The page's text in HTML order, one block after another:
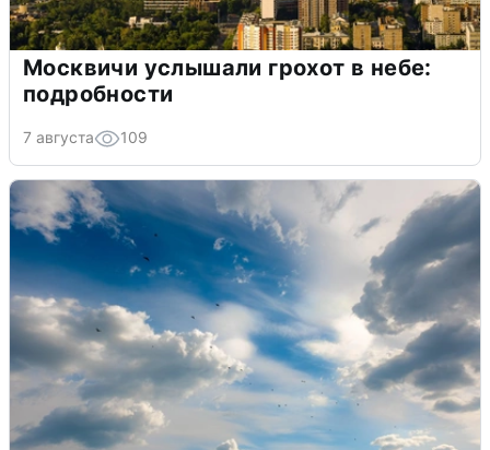
Москвичи услышали грохот в небе:
подробности
7 августа 109